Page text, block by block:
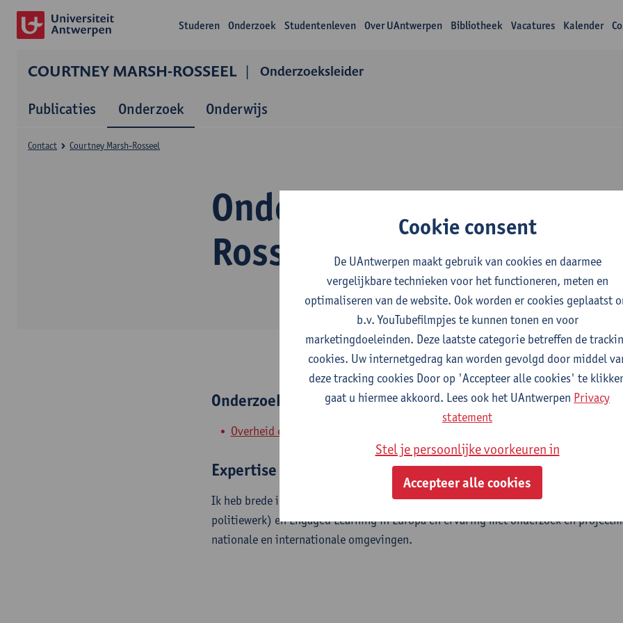
Studeren Onderzoek Studentenleven Over UAntwerpen Bibliotheek Vacatures Kalender
COURTNEY MARSH-ROSSEEL Onderzoeksleider
Publicaties Onderzoek Onderwijs
Onderzoek Courtney
Rosseel
Contact Courtney Marsh-Rosseel
Onderzoeksgroep
Overheid en Recht
Expertise
Ik heb brede interesses in criminologie (expertise in de organisatiecultuur van de
politiewerk) en Engaged Learning in Europa en ervaring met onderzoek en
nationale en internationale omgevingen.
Cookie consent
De UAntwerpen maakt gebruik van cookies en daarmee
vergelijkbare technieken voor het functioneren, meten en
optimaliseren van de website. Ook worden er cookies geplaatst
b.v. YouTubefilmpjes te kunnen tonen en voor
marketingdoeleinden. Deze laatste categorie betreffen de
cookies. Uw internetgedrag kan worden gevolgd door middel
deze tracking cookies Door op 'Accepteer alle cookies' te
gaat u hiermee akkoord. Lees ook het UAntwerpen Privacy
statement
Stel je persoonlijke voorkeuren in
Accepteer alle cookies